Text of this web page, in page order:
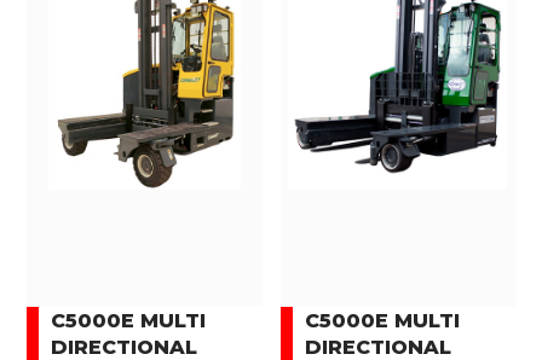
C5000E MULTI
DIRECTIONAL
C5000E MULTI
DIRECTIONAL